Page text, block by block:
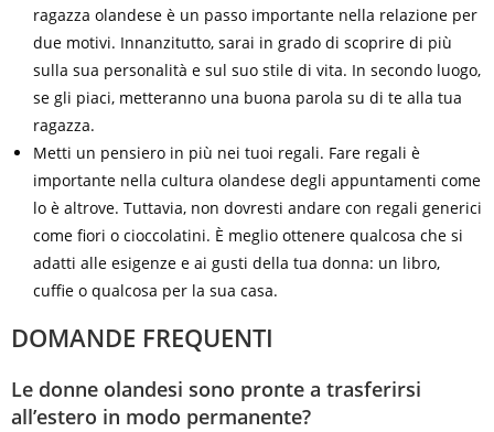
ragazza olandese è un passo importante nella relazione per
due motivi. Innanzitutto, sarai in grado di scoprire di più
sulla sua personalità e sul suo stile di vita. In secondo luogo,
se gli piaci, metteranno una buona parola su di te alla tua
ragazza.
Metti un pensiero in più nei tuoi regali. Fare regali è
importante nella cultura olandese degli appuntamenti come
lo è altrove. Tuttavia, non dovresti andare con regali generici
come fiori o cioccolatini. È meglio ottenere qualcosa che si
adatti alle esigenze e ai gusti della tua donna: un libro,
cuffie o qualcosa per la sua casa.
DOMANDE FREQUENTI
Le donne olandesi sono pronte a trasferirsi
all’estero in modo permanente?